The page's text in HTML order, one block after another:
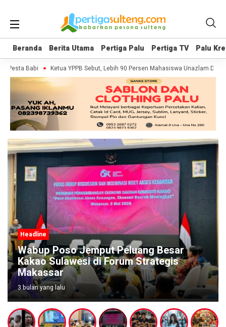
Beranda Berita Utama Pertiga Palu Pertiga TV Palu
Beranda Berita Utama Pertiga Palu Pertiga TV Palu
Pesta Babi Ketua YPPB Sebut, Lebih 90 Persen Mahasiswa Unazlam
Headline
Wabup Poso Jemput Peluang Besar
Kakao Sulawesi di Forum Strategis
Makassar
3 bulan yang lalu